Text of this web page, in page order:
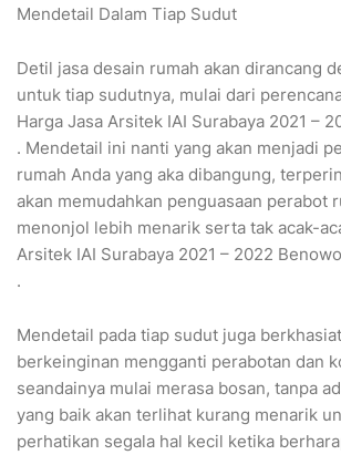
Mendetail Dalam Tiap Sudut
Detil jasa desain rumah akan dirancang
untuk tiap sudutnya, mulai dari
Harga Jasa Arsitek IAI Surabaya 2021 –
. Mendetail ini nanti yang akan menjadi
rumah Anda yang aka dibangung,
akan memudahkan penguasaan perabot
menonjol lebih menarik serta tak acak-
Arsitek IAI Surabaya 2021 – 2022 Benowo
.
Mendetail pada tiap sudut juga
berkeinginan mengganti perabotan dan
seandainya mulai merasa bosan, tanpa
yang baik akan terlihat kurang menarik
perhatikan segala hal kecil ketika